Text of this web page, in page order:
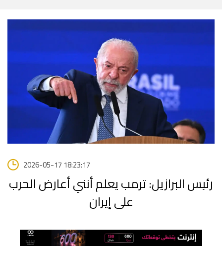
2026-05-17 18:23:17
رئيس البرازيل: ترمب يعلم أنني أعارض الحرب
على إيران